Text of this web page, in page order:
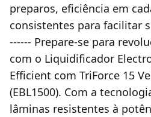
preparos, eficiência em
consistentes para facilitar
------ Prepare-se para
com o Liquidificador
Efficient com TriForce 15
(EBL1500). Com a
lâminas resistentes à